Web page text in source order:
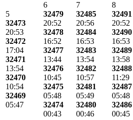
5
32473
20:53
32472
17:04
32471
13:54
32470
10:54
32469
05:47
6
32479
20:52
32478
16:52
32477
13:44
32476
10:45
32475
05:48
32474
00:43
7
32485
20:56
32484
16:53
32483
13:54
32482
10:57
32481
05:49
32480
00:46
8
32491
20:52
32490
16:53
32489
13:58
32488
11:29
32487
05:48
32486
00:45